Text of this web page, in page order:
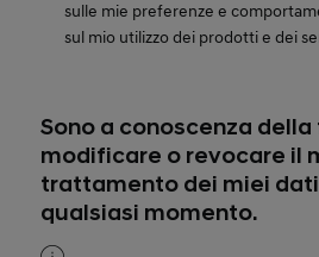
sulle mie preferenze e
sul mio utilizzo dei prodotti e dei
Sono a conoscenza
modificare o revocare il
trattamento dei miei
qualsiasi momento.